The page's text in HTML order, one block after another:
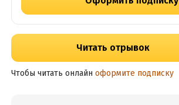
Читать отрывок
Чтобы читать онлайн оформите подписку